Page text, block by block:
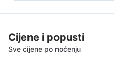
Cijene i popusti
Sve cijene po noćenju